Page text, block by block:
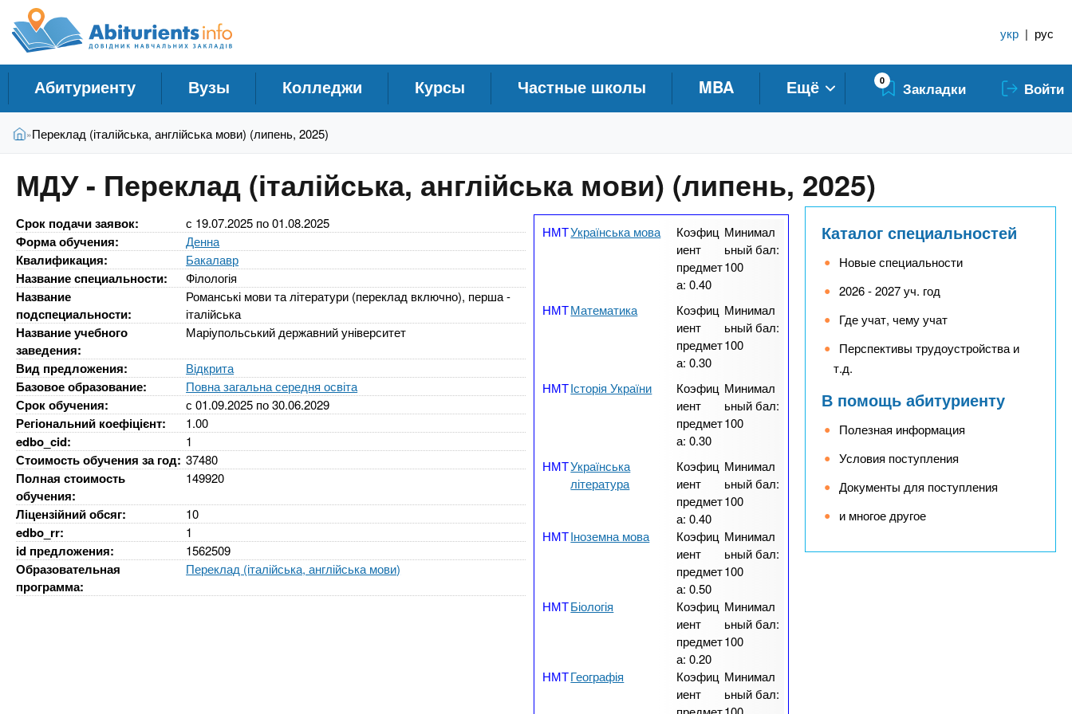
е
и
A
b
i
t
u
r
i
e
n
t
s
.
i
n
С
п
р
о
ч
и
к
У
ч
е
б
н
ы
х
з
а
в
е
д
е
н
и
й
укр | рус
Абитуриенту Вузы Колледжи Курсы Частные школы MBA Ещё 0 Закладки Войти
В
е
с
ь
Главная
»Переклад (італійська, англійська мови) (липень, 2025)
МДУ - Переклад (італійська, англійська мови) (липень, 2025)
Срок подачи заявок: с 19.07.2025 по01.08.2025
Форма обучения: Денна
Квалификация: Бакалавр
Название специальности: Філологія
Название
подспециальности:
Романські мови та літератури (переклад включно), перша -
італійська
Название учебного
заведения:
Маріупольський державний університет
Вид предложения: Відкрита
Базовое образование: Повна загальна середня освіта
Срок обучения: с01.09.2025 по30.06.2029
Регіональний коефіцієнт: 1.00
edbo_cid: 1
Стоимость обучения за год: 37480
Полная стоимость
обучения:
149920
Ліцензійний обсяг: 10
edbo_rr: 1
id предложения: 1562509
Образовательная
программа:
Переклад (італійська, англійська мови)
Українська мова
Коэфиц
иент
предмет
а: 0.40
Минимал
ьный бал:
100
Математика
Коэфиц
иент
предмет
а: 0.30
Минимал
ьный бал:
100
Історія України
Коэфиц
иент
предмет
а: 0.30
Минимал
ьный бал:
100
Українська
література
Коэфиц
иент
предмет
а: 0.40
Минимал
ьный бал:
100
Іноземна мова
Коэфиц
иент
предмет
а: 0.50
Минимал
ьный бал:
100
Біологія
Коэфиц
иент
предмет
а: 0.20
Минимал
ьный бал:
100
Географія
Коэфиц
иент
Минимал
ьный бал:
Каталог специальностей
Новые специальности
2026 - 2027 уч. год
Где учат, чему учат
Перспективы трудоустройства и
т.д.
В помощь абитуриенту
Полезная информация
Условия поступления
Документы для поступления
и многое другое